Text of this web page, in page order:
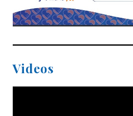
Videos